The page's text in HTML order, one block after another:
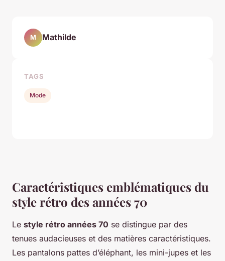
Caractéristiques emblématiques du
style rétro des années 70
Le style rétro années 70 se distingue par des
tenues audacieuses et des matières caractéristiques.
Les pantalons pattes d’éléphant, les mini-jupes et les
M Mathilde
TAGS
Mode